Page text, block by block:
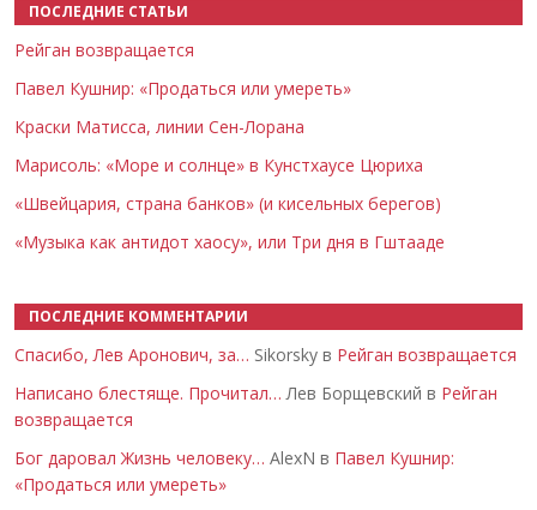
ПОСЛЕДНИЕ СТАТЬИ
Рейган возвращается
Павел Кушнир: «Продаться или умереть»
Краски Матисса, линии Сен-Лорана
Марисоль: «Море и солнце» в Кунстхаусе Цюриха
«Швейцария, страна банков» (и кисельных берегов)
«Музыка как антидот хаосу», или Три дня в Гштааде
ПОСЛЕДНИЕ КОММЕНТАРИИ
Спасибо, Лев Аронович, за… Sikorsky в Рейган возвращается
Написано блестяще. Прочитал… Лев Борщевский в Рейган
возвращается
Бог даровал Жизнь человеку… AlexN в Павел Кушнир:
«Продаться или умереть»